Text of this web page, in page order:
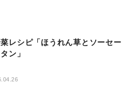
レシピ「ほうれん草とソーセー
ン」